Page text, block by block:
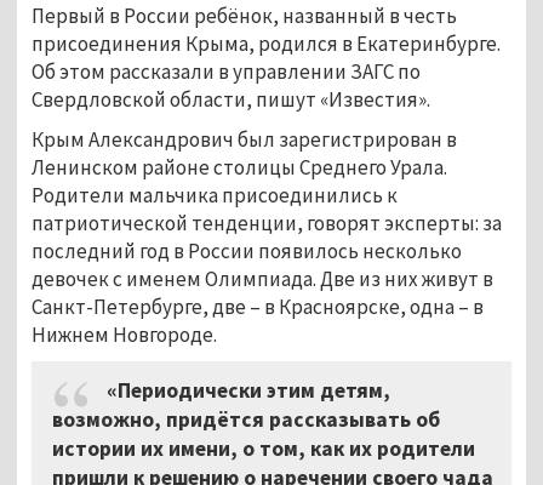
Первый в России ребёнок, названный в честь
присоединения Крыма, родился в Екатеринбурге.
Об этом рассказали в управлении ЗАГС по
Свердловской области, пишут «Известия».
Крым Александрович был зарегистрирован в
Ленинском районе столицы Среднего Урала.
Родители мальчика присоединились к
патриотической тенденции, говорят эксперты: за
последний год в России появилось несколько
девочек с именем Олимпиада. Две из них живут в
Санкт-Петербурге, две – в Красноярске, одна – в
Нижнем Новгороде.
«Периодически этим детям,
возможно, придётся рассказывать об
истории их имени, о том, как их родители
пришли к решению о наречении своего чада